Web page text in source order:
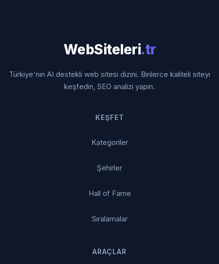
WebSiteleri.tr
Türkiye'nin AI destekli web sitesi dizini. Binlerce kaliteli siteyi
keşfedin, SEO analizi yapın.
KEŞFET
Kategoriler
Şehirler
Hall of Fame
Sıralamalar
ARAÇLAR